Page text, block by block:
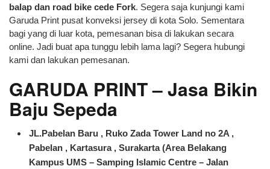
balap dan road bike cede Fork. Segera saja kunjungi kami
Garuda Print pusat konveksi jersey di kota Solo. Sementara
bagi yang di luar kota, pemesanan bisa di lakukan secara
online. Jadi buat apa tunggu lebih lama lagi? Segera hubungi
kami dan lakukan pemesanan.
GARUDA PRINT – Jasa Bikin
Baju Sepeda
JL.Pabelan Baru , Ruko Zada Tower Land no 2A ,
Pabelan , Kartasura , Surakarta (Area Belakang
Kampus UMS – Samping Islamic Centre – Jalan